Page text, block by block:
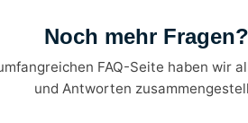
Noch mehr Fragen?
FAQ-Seite haben wir
und Antworten